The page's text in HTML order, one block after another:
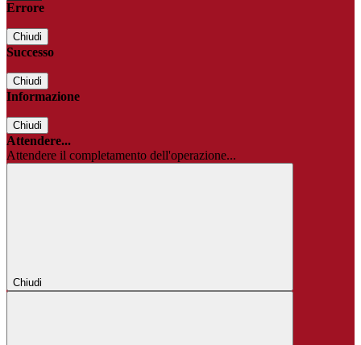
Errore
Chiudi
Successo
Chiudi
Informazione
Chiudi
Attendere...
Attendere il completamento dell'operazione...
Chiudi